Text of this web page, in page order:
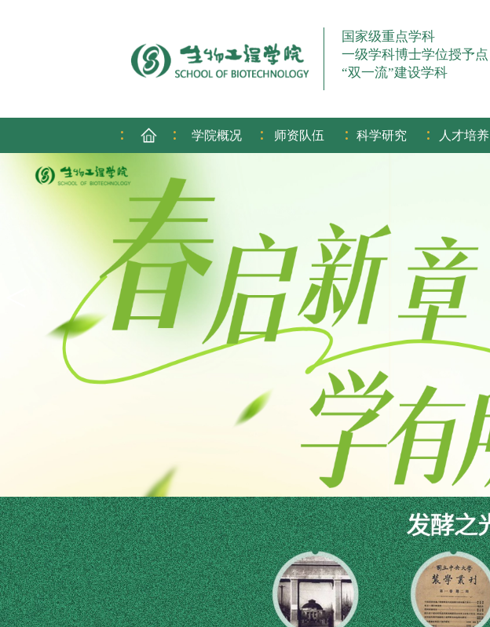
国家级重点学科
一级学科博士学位授予点
“双一流”建设学科
: : : : :
学院概况 师资队伍 科学研究 人才培养